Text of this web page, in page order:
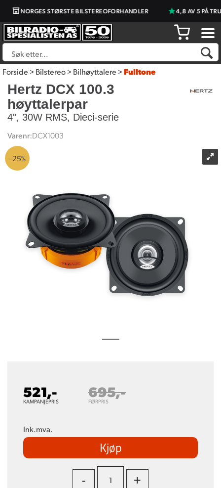
NORGES STØRSTE BILSTEREOFORHANDLER 4,8 AV 5 PÅ
Forside>Bilstereo>Bilhøyttalere>Fulltone
Hertz DCX 100.3
høyttalerpar
4", 30W RMS, Dieci-serie
Varenr:DCX1003
25%
521,-
KAMPANJEPRIS
695,-
FØRPRIS
Ink.mva.
Kjøp
- +